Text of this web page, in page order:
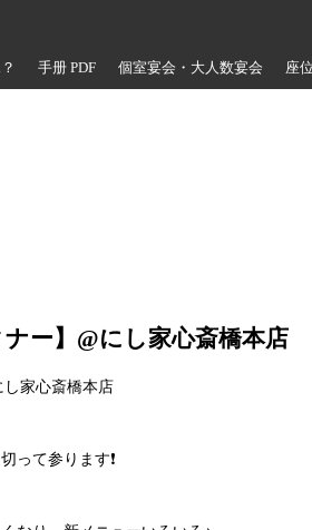
手册 PDF 個室宴会・大人数宴会 座
ナー】@にし家心斎橋本店
し家心斎橋本店
って参ります❗